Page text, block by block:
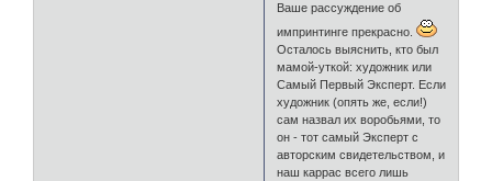
Ваше рассуждение об
импринтинге прекрасно.
Осталось выяснить, кто был
мамой-уткой: художник или
Самый Первый Эксперт. Если
художник (опять же, если!)
сам назвал их воробьями, то
он - тот самый Эксперт с
авторским свидетельством, и
наш каррас всего лишь